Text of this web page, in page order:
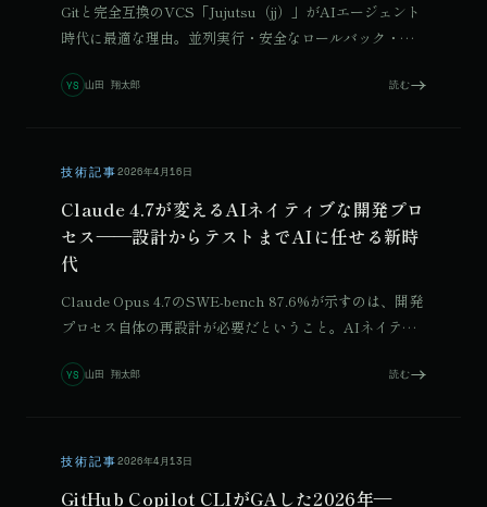
© 2026 Qurated. ReIT × Design L.JOURNAL 実績
Gitと完全互換のVCS「Jujutsu（jj）」がAIエージェント
時代に最適な理由。並列実行・安全なロールバック・ブ
順を整理します。
YS 山田 翔太郎 読む
技術記事2026年4月16日
Claude 4.7が変えるAIネイティブな開発プロ
セス——設計からテストまでAIに任せる新時
代
Claude Opus 4.7のSWE-bench 87.6%が示すのは、開発
プロセス自体の再設計が必要だということ。AIネイティ
ます。
YS 山田 翔太郎 読む
技術記事2026年4月13日
GitHub Copilot CLIがGAした2026年—